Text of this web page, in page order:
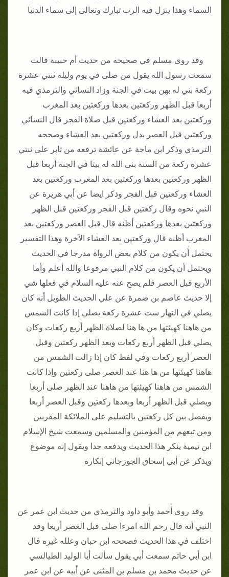
السماء وهذا ينزل فيه الرب تبارك وتعالى إلى سماء الدنيا
وقد روى مسلم في صحيحه من حديث أم حبيبة قالت
سمعت رسول الله يقول من صلى في يوم وليلة ثنتي عشرة
ركعة بني له بهن بيت في الجنة وزاد النسائي والترمذي فيه
أربعا قبل الظهر وركعتين بعدها وركعتين بعد المغرب
وركعتين بعد العشاء وركعتين قبل صلاة الفجر قال النسائي
وركعتين قبل العصر بدل وركعتين بعد العشاء وصححه
الترمذي وذكر ابن ماجة عن عائشة ترفعه من ثابر على ثنتي
عشرة ركعة من السنة بنى الله له بيتا في الجنة أربعا قبل
الظهر وركعتين بعدها وركعتين بعد المغرب وركعتين بعد
العشاء وركعتين قبل الفجر وذكر ايضا عن أبي هريرة عن
النبي نحوه وقال ركعتين قبل الفجر وركعتين قبل الظهر
وركعتين بعدها وركعتين أظنه قال قبل العصر وركعتين بعد
المغرب أظنه قال وركعتين بعد العشاء الآخرة وهذا التفسير
يحتمل أن يكون من كلام بعض الرواة مدرجا في الحديث
ويحتمل أن يكون من كلام النبي مرفوعا والله أعلم وأما
الأربع قبل العصر فلم يصح عنه عليه السلام في فعلها شي
إلا حديث عاصم بن ضمرة عن علي الحديث الطويل أنه كان
يصلي في النهار ست عشرة ركعة يصلي إذا كانت الشمس
من هاهنا كهيئتها من ها هنا لصلاة الظهر أربع ركعات وكان
يصلي قبل الظهر أربع ركعات وبعد الظهر ركعتين وقبل
العصر أربع ركعات وفي لفظ كان إذا زالت الشمس من
هاهنا كهيئتها من ها هنا عند العصر صلى ركعتين وإذا كانت
الشمس من هاهنا كهيئتها من هاهنا عند الظهر صلى أربعا
ويصلي قبل الظهر أربعا وبعدها ركعتين وقبل العصر أربعا
ويفصل بين كل ركعتين بالتسليم على الملائكة المقربين
ومن تبعهم من المؤمنين والمسلمين وسمعت شيخ الإسلام
ابن تيمية ينكر هذا الحديث ويدفعه جدا ويقول إنه موضوع
ويذكر عن أبي إسحاق الجوزجاني إنكاره
وقد روى أحمد وأبو داود والترمذي من حديث ابن عمر عن
النبي أنه قال رحم الله امرءا صلى قبل العصر أربعا وقد
اختلف في هذا الحديث فصححه ابن حبان وعلله غيره قال
ابن أبي حاتم سمعت أبي يقول سألت أبا الوليد الطيالسي
عن حديث محمد بن مسلم بن المثنى عن أبيه عن ابن عمر